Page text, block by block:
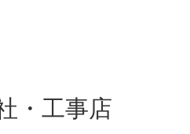
・工事店